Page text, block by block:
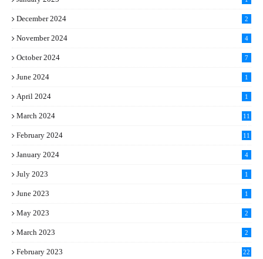
December 2024 2
November 2024 4
October 2024 7
June 2024 1
April 2024 1
March 2024
11
February 2024
11
January 2024 4
July 2023 1
June 2023 1
May 2023 2
March 2023 2
February 2023 22